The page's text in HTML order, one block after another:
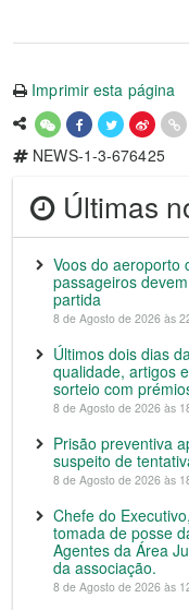
Imprimir esta página
NEWS-1-3-676425
Últimas
Voos do aeroporto
passageiros
partida
8 de Agosto de 2026 às
Últimos dois dias
qualidade, artigos
sorteio com
8 de Agosto de 2026 às
Prisão preventiva
suspeito de
8 de Agosto de 2026 às
Chefe do
tomada de posse
Agentes da Área
da associação.
8 de Agosto de 2026 às